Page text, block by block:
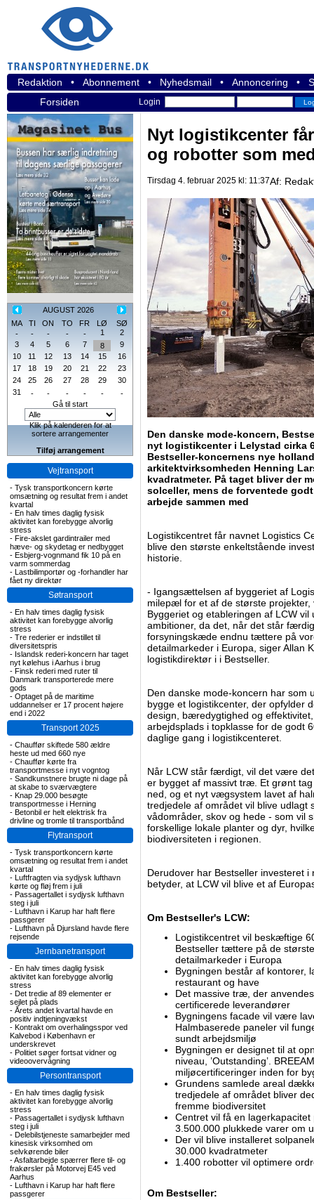
Redaktion • Abonnement • Nyhedsmail • Annoncering •
Forsiden
Login
AUGUST 2026
MA
TI ON TO FR LØ
SØ
-
- - - - 1
2
3
4 5 6 7 8
9
10
11 12 13 14 15
16
17
18 19 20 21 22
23
24
25 26 27 28 29
30
31
- - - - -
-
Gå til start
Klik på kalenderen for at
sortere arrangementer
Tilføj arrangement
Vejtransport
- Tysk transportkoncern kørte
omsætning og resultat frem i andet
kvartal
- En halv times daglig fysisk
aktivitet kan forebygge alvorlig
stress
- Fire-akslet gardintrailer med
hæve- og skydetag er nedbygget
- Esbjerg-vognmand fik 10 på en
varm sommerdag
- Lastbilimportør og -forhandler har
fået ny direktør
Søtransport
- En halv times daglig fysisk
aktivitet kan forebygge alvorlig
stress
- Tre rederier er indstillet til
diversitetspris
- Islandsk rederi-koncern har taget
nyt kølehus i Aarhus i brug
- Finsk rederi med ruter til
Danmark transporterede mere
gods
- Optaget på de maritime
uddannelser er 17 procent højere
end i 2022
Transport 2025
- Chauffør skiftede 580 ældre
heste ud med 660 nye
- Chauffør kørte fra
transportmesse i nyt vogntog
- Sandkunstnere brugte ni dage på
at skabe to sværvægtere
- Knap 29.000 besøgte
transportmesse i Herning
- Betonbil er helt elektrisk fra
drivline og tromle til transportbånd
Flytransport
- Tysk transportkoncern kørte
omsætning og resultat frem i andet
kvartal
- Luftfragten via sydjysk lufthavn
kørte og fløj frem i juli
- Passagertallet i sydjysk lufthavn
steg i juli
- Lufthavn i Karup har haft flere
passgerer
- Lufthavn på Djursland havde flere
rejsende
Jernbanetransport
- En halv times daglig fysisk
aktivitet kan forebygge alvorlig
stress
- Det tredie af 89 elementer er
sejlet på plads
- Årets andet kvartal havde en
positiv indtjeningvækst
- Kontrakt om overhalingsspor ved
Kalvebod i København er
underskrevet
- Politiet søger fortsat vidner og
videoovervågning
Persontransport
- En halv times daglig fysisk
aktivitet kan forebygge alvorlig
stress
- Passagertallet i sydjysk lufthavn
steg i juli
- Delebilstjeneste samarbejder med
kinesisk virksomhed om
selvkørende biler
-Asfaltarbejde spærrer flere til- og
frakørsler på Motorvej E45 ved
Aarhus
- Lufthavn i Karup har haft flere
passgerer
Nyt logistikcenter
og robotter som
Tirsdag 4. februar 2025 kl: 11:37Af:
Den danske mode-koncern,
nyt logistikcenter i Lelystad cirka
Bestseller-koncernens nye
arkitektvirksomheden Henning
kvadratmeter. På taget bliver der
solceller, mens de forventede
arbejde sammen med
Logistikcentret får navnet Logistics
blive den største enkeltstående
historie.
- Igangsættelsen af byggeriet af
milepæl for et af de største
Byggeriet og etableringen af LCW
ambitioner, da det, når det står
forsyningskæde endnu tættere på
detailmarkeder i Europa, siger Allan
logistikdirektør i i Bestseller.
Den danske mode-koncern har som
bygge et logistikcenter, der opfylder
design, bæredygtighed og
arbejdsplads i topklasse for de godt
daglige gang i logistikcenteret.
Når LCW står færdigt, vil det være
er bygget af massivt træ. Et grønt
ned, og et nyt vægsystem lavet af
tredjedele af området vil blive udlagt
vådområder, skov og hede - som vil
forskellige lokale planter og dyr,
biodiversiteten i regionen.
Derudover har Bestseller investeret
betyder, at LCW vil blive et af
Om Bestseller's LCW:
Logistikcentret vil beskæftige
Bestseller tættere på de
detailmarkeder i Europa
Bygningen består af kontorer,
restaurant og have
Det massive træ, der
certificerede leverandører
Bygningens facade vil være
Halmbaserede paneler vil
sundt arbejdsmiljø
Bygningen er designet til at
niveau, ’Outstanding’.
miljøcertificeringer inden for
Grundens samlede areal
tredjedele af området bliver
fremme biodiversitet
Centret vil få en
3.500.000 plukkede varer om
Der vil blive installeret
30.000 kvadratmeter
1.400 robotter vil optimere
Om Bestseller: